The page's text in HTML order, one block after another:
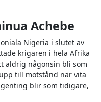
Achebe
Nigeria i slutet av
krigaren i hela Afrika
aldrig någonsin bli som
till motstånd när vita
blir som tidigare,